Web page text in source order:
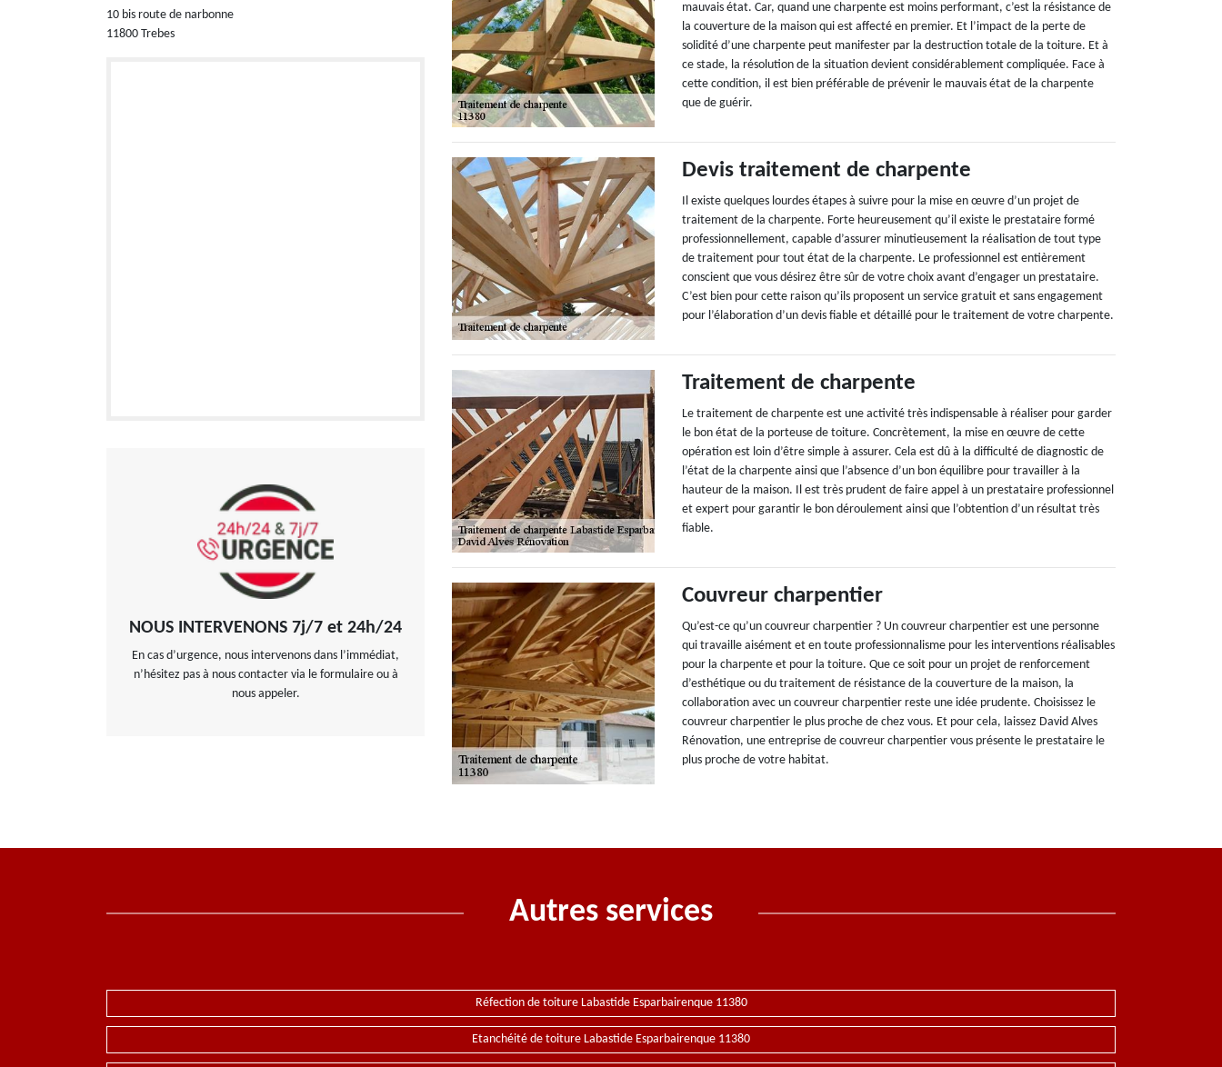
10 bis route de narbonne
11800 Trebes
NOUS INTERVENONS 7j/7 et 24h/24
En cas d’urgence, nous intervenons dans l’immédiat,
n’hésitez pas à nous contacter via le formulaire ou à
nous appeler.
mauvais état. Car, quand une charpente est moins performant, c’est la résistance de
la couverture de la maison qui est affecté en premier. Et l’impact de la perte de
solidité d’une charpente peut manifester par la destruction totale de la toiture. Et à
ce stade, la résolution de la situation devient considérablement compliquée. Face à
cette condition, il est bien préférable de prévenir le mauvais état de la charpente
que de guérir.
Devis traitement de charpente
Il existe quelques lourdes étapes à suivre pour la mise en œuvre d’un projet de
traitement de la charpente. Forte heureusement qu’il existe le prestataire formé
professionnellement, capable d’assurer minutieusement la réalisation de tout type
de traitement pour tout état de la charpente. Le professionnel est entièrement
conscient que vous désirez être sûr de votre choix avant d’engager un prestataire.
C’est bien pour cette raison qu’ils proposent un service gratuit et sans engagement
pour l’élaboration d’un devis fiable et détaillé pour le traitement de votre charpente.
Traitement de charpente
Le traitement de charpente est une activité très indispensable à réaliser pour garder
le bon état de la porteuse de toiture. Concrètement, la mise en œuvre de cette
opération est loin d’être simple à assurer. Cela est dû à la difficulté de diagnostic de
l’état de la charpente ainsi que l’absence d’un bon équilibre pour travailler à la
hauteur de la maison. Il est très prudent de faire appel à un prestataire professionnel
et expert pour garantir le bon déroulement ainsi que l’obtention d’un résultat très
fiable.
Couvreur charpentier
Qu’est-ce qu’un couvreur charpentier ? Un couvreur charpentier est une personne
qui travaille aisément et en toute professionnalisme pour les interventions réalisables
pour la charpente et pour la toiture. Que ce soit pour un projet de renforcement
d’esthétique ou du traitement de résistance de la couverture de la maison, la
collaboration avec un couvreur charpentier reste une idée prudente. Choisissez le
couvreur charpentier le plus proche de chez vous. Et pour cela, laissez David Alves
Rénovation, une entreprise de couvreur charpentier vous présente le prestataire le
plus proche de votre habitat.
Autres services
Réfection de toiture Labastide Esparbairenque 11380
Etanchéité de toiture Labastide Esparbairenque 11380